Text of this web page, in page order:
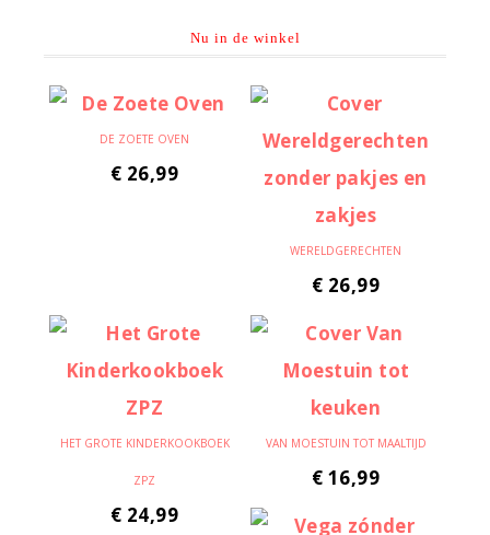
Nu in de winkel
DE ZOETE OVEN
€ 26,99
WERELDGERECHTEN
€ 26,99
HET GROTE KINDERKOOKBOEK
ZPZ
€ 24,99
VAN MOESTUIN TOT MAALTIJD
€ 16,99